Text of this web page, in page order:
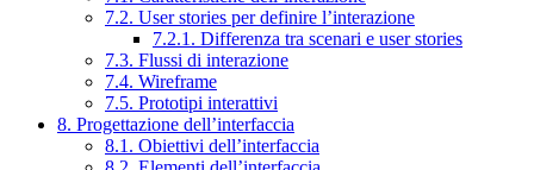
7.2. User stories per definire l’interazione
7.2.1. Differenza tra scenari e user stories
7.3. Flussi di interazione
7.4. Wireframe
7.5. Prototipi interattivi
8. Progettazione dell’interfaccia
8.1. Obiettivi dell’interfaccia